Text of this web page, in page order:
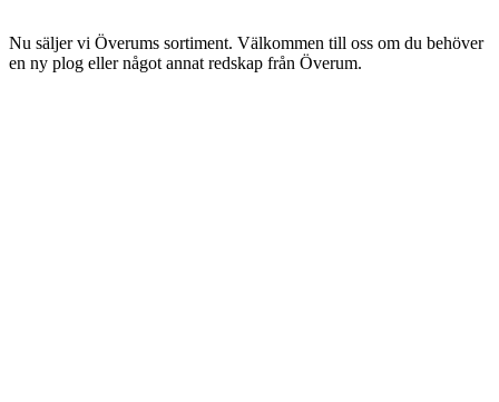
Nu säljer vi Överums sortiment. Välkommen till oss om du behöver
en ny plog eller något annat redskap från Överum.